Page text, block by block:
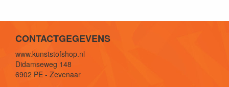
CONTACTGEGEVENS
www.kunststofshop.nl
Didamseweg 148
6902 PE - Zevenaar